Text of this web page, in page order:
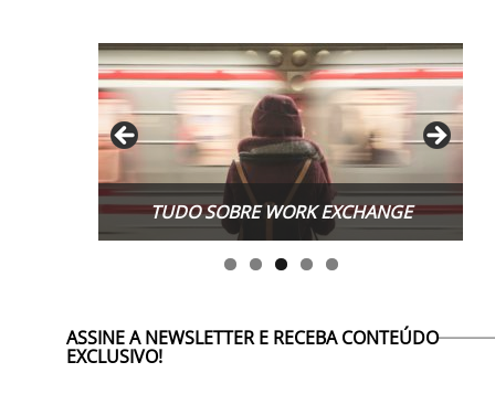
TUDO SOBRE WORK EXCHANGE
ASSINE A NEWSLETTER E RECEBA CONTEÚDO
EXCLUSIVO!